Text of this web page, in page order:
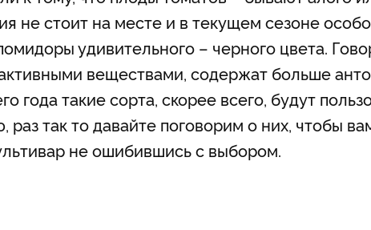
не стоит на месте и в текущем сезоне
удивительного – черного цвета.
веществами, содержат больше
года такие сорта, скорее всего, будут
раз так то давайте поговорим о них, чтобы
не ошибившись с выбором.